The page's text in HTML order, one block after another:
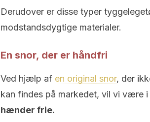
Derudover er disse typer
modstandsdygtige materialer.
En snor, der er håndfri
Ved hjælp af en original snor, der
kan findes på markedet, vil vi være
hænder frie.